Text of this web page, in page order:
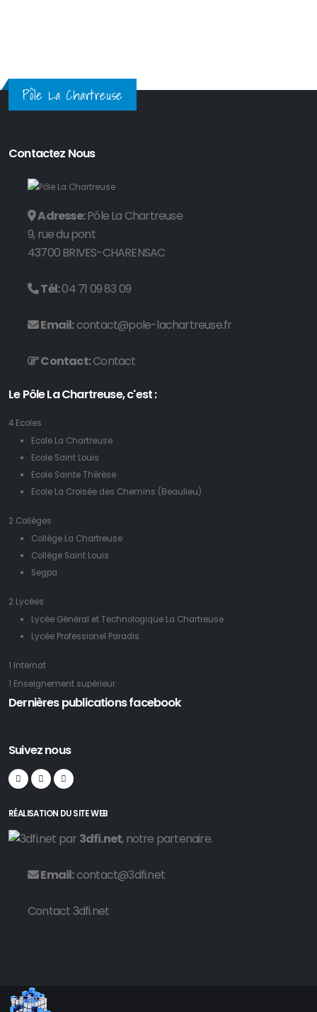
Pôle La Chartreuse
Contactez Nous
Adresse:Pôle La Chartreuse
9, rue du pont
43700 BRIVES-CHARENSAC
Tél:04 71 09 83 09
Email:contact@pole-lachartreuse.fr
Contact:Contact
Le Pôle La Chartreuse, c'est :
4 Ecoles
Ecole La Chartreuse
Ecole Saint Louis
Ecole Sainte Thérèse
Ecole La Croisée des Chemins (Beaulieu)
2 Collèges
Collège La Chartreuse
Collège Saint Louis
Segpa
2 Lycées
Lycée Général et Technologique La Chartreuse
Lycée Professionel Paradis
1 Internat
1 Enseignement supérieur
Dernières publications facebook
Suivez nous
RÉALISATION DU SITE WEB
par 3dfi.net, notre partenaire.
Email:contact@3dfi.net
Contact 3dfi.net